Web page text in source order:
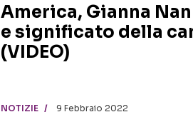
America, Gianna
e significato della
(VIDEO)
NOTIZIE 9 Febbraio 2022